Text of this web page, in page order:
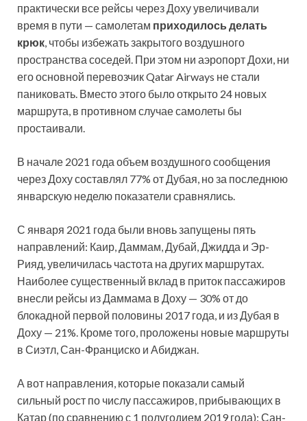
практически все рейсы через Доху увеличивали
время в пути — самолетам приходилось делать
крюк, чтобы избежать закрытого воздушного
пространства соседей. При этом ни аэропорт Дохи, ни
его основной перевозчик Qatar Airways не стали
паниковать. Вместо этого было открыто 24 новых
маршрута, в противном случае самолеты бы
простаивали.
В начале 2021 года объем воздушного сообщения
через Доху составлял 77% от Дубая, но за последнюю
январскую неделю показатели сравнялись.
С января 2021 года были вновь запущены пять
направлений: Каир, Даммам, Дубай, Джидда и Эр-
Рияд, увеличилась частота на других маршрутах.
Наиболее существенный вклад в приток пассажиров
внесли рейсы из Даммама в Доху — 30% от до
блокадной первой половины 2017 года, и из Дубая в
Доху — 21%. Кроме того, проложены новые маршруты
в Сиэтл, Сан-Франциско и Абиджан.
А вот направления, которые показали самый
сильный рост по числу пассажиров, прибывающих в
Катар (по сравнению с 1 полугодием 2019 года): Сан-